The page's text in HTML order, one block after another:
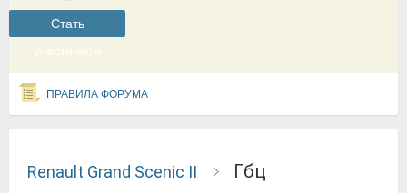
Cтать
участником
ПРАВИЛА ФОРУМА
Renault Grand Scenic II Гбц